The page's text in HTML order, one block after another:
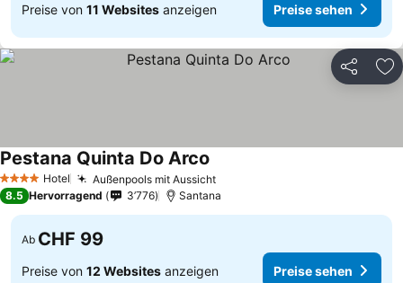
Preise von 11 Websites anzeigen Preise sehen
Teilen
4 Sterne Hotel Außenpools mit AussichtPreise sehen
Pestana Quinta Do Arco
8.5 Hervorragend 3’776 Santana
Ab CHF 99
Preise von 12 Websites anzeigen Preise sehen